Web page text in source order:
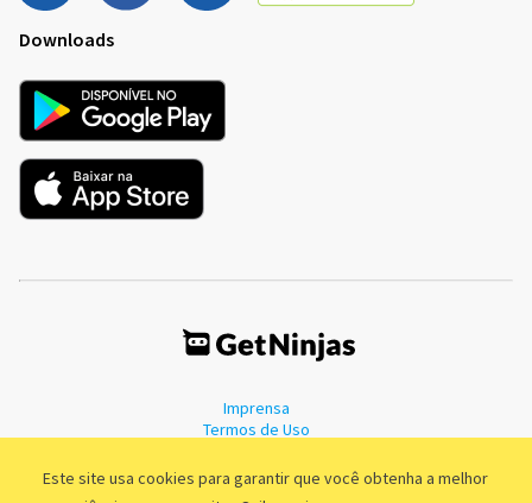
Este site usa cookies para garantir que você obtenha a melhor
Downloads
Imprensa
Termos de Uso